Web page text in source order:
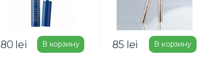
80 lei В корзину 85 lei В корзину